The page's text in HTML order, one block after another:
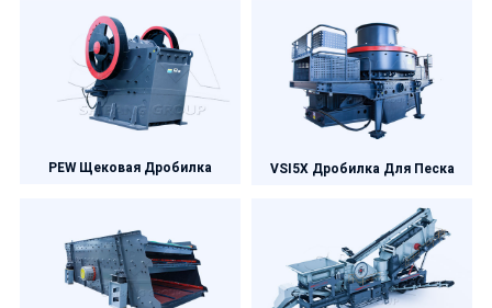
PEW Щековая Дробилка VSI5X Дробилка Для Песка